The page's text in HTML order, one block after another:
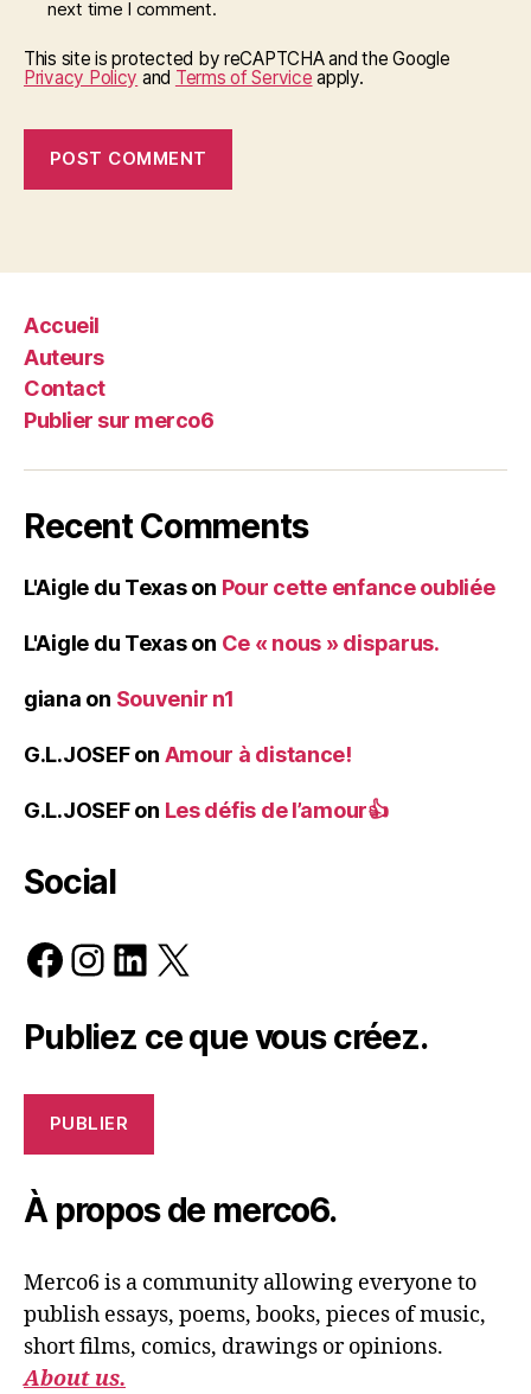
next time I comment.
This site is protected by reCAPTCHA and the Google
Privacy Policy and Terms of Service apply.
Accueil
Auteurs
Contact
Publier sur merco6
Recent Comments
L'Aigle du Texason Pour cette enfance oubliée
L'Aigle du Texason Ce « nous » disparus.
giana on Souvenir n1
G.L.JOSEFon Amour à distance!
G.L.JOSEFon Les défis de l’amour👍
Social
Facebook
Instagram
LinkedIn
X
Publiez ce que vous créez.
PUBLIER
À propos de merco6.
Merco6 is a community allowing everyone to
publish essays, poems, books, pieces of music,
short films, comics, drawings or opinions.
About us.